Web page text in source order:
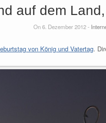
auf dem
On 6. Dezember 2012 -
von König und Vatertag.